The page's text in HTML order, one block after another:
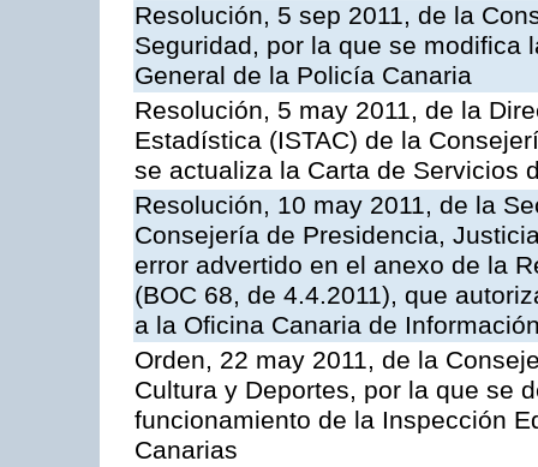
Resolución, 5 sep 2011, de la
Seguridad, por la que se modifica
General de la Policía Canaria
Resolución, 5 may 2011, de la
Estadística (ISTAC) de la
se actualiza la Carta de Servicios
Resolución, 10 may 2011, de la
Consejería de Presidencia,
error advertido en el anexo de la
(BOC 68, de 4.4.2011), que
a la Oficina Canaria de
Orden, 22 may 2011, de la
Cultura y Deportes, por la que se
funcionamiento de la Inspección
Canarias